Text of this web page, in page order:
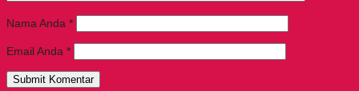
Nama Anda *
Email Anda *